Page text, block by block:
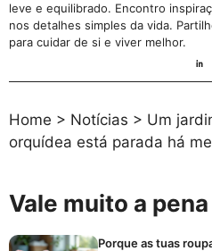
leve e equilibrado. Encontro
nos detalhes simples da vida.
para cuidar de si e viver melhor.
Home > Notícias > Um
orquídea está parada há
Vale muito a
Porque as tuas